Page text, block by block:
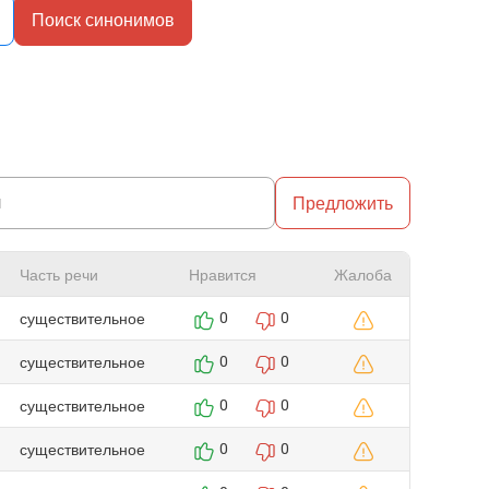
Поиск синонимов
Предложить
Часть речи Нравится
Жалоба
существительное
0 0
существительное 0 0
существительное 0 0
существительное 0 0